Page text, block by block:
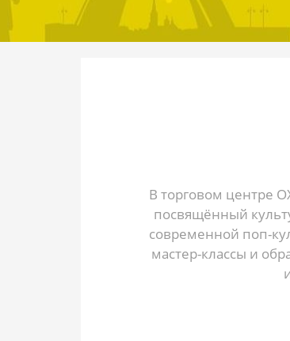
В торговом центре
посвящённый
современной поп-
мастер-классы и